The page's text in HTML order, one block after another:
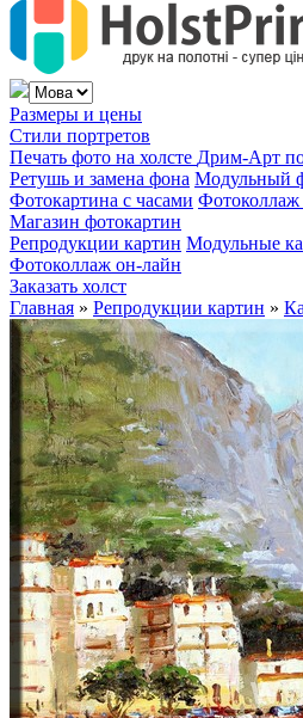
Размеры и цены
Стили портретов
Печать фото на холсте Дрим-Арт
Ретушь и замена фона Модульный
Фотокартина с часами Фотоколлаж
Магазин фотокартин
Репродукции картин Модульные
Фотоколлаж он-лайн
Заказать холст
Главная » Репродукции картин »